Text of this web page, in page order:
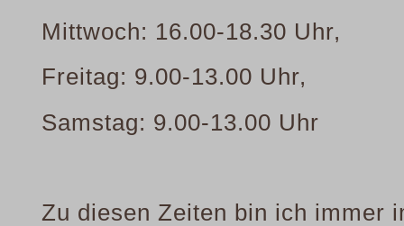
Mittwoch: 16.00-18.30 Uhr,
Freitag: 9.00-13.00 Uhr,
Samstag: 9.00-13.00 Uhr
Zu diesen Zeiten bin ich immer